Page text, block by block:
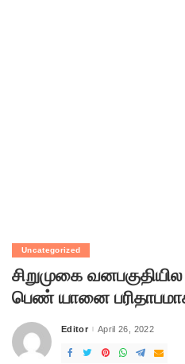
Uncategorized
சிறுமுகை
பெண் யானை பரிதாபமாக
Posted
Editor April 26, 2022